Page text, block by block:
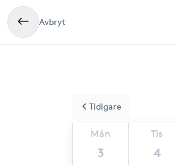
Avbryt
Mån
3
Tis
4
Tidigare